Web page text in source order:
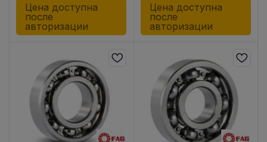
Цена доступна
после
авторизации
Цена доступна
после
авторизации